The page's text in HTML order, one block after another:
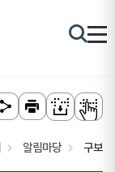
알림마당 구보